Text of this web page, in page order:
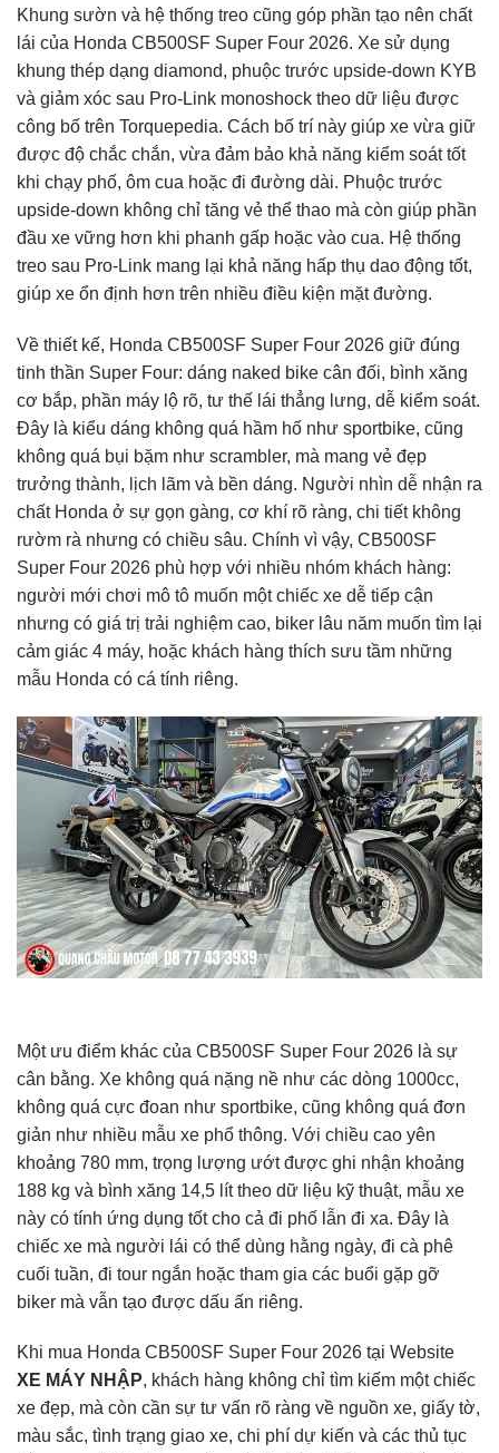
Khung sườn và hệ thống treo cũng góp phần tạo nên chất
lái của Honda CB500SF Super Four 2026. Xe sử dụng
khung thép dạng diamond, phuộc trước upside-down KYB
và giảm xóc sau Pro-Link monoshock theo dữ liệu được
công bố trên Torquepedia. Cách bố trí này giúp xe vừa giữ
được độ chắc chắn, vừa đảm bảo khả năng kiểm soát tốt
khi chạy phố, ôm cua hoặc đi đường dài. Phuộc trước
upside-down không chỉ tăng vẻ thể thao mà còn giúp phần
đầu xe vững hơn khi phanh gấp hoặc vào cua. Hệ thống
treo sau Pro-Link mang lại khả năng hấp thụ dao động tốt,
giúp xe ổn định hơn trên nhiều điều kiện mặt đường.
Về thiết kế, Honda CB500SF Super Four 2026 giữ đúng
tinh thần Super Four: dáng naked bike cân đối, bình xăng
cơ bắp, phần máy lộ rõ, tư thế lái thẳng lưng, dễ kiểm soát.
Đây là kiểu dáng không quá hầm hố như sportbike, cũng
không quá bụi bặm như scrambler, mà mang vẻ đẹp
trưởng thành, lịch lãm và bền dáng. Người nhìn dễ nhận ra
chất Honda ở sự gọn gàng, cơ khí rõ ràng, chi tiết không
rườm rà nhưng có chiều sâu. Chính vì vậy, CB500SF
Super Four 2026 phù hợp với nhiều nhóm khách hàng:
người mới chơi mô tô muốn một chiếc xe dễ tiếp cận
nhưng có giá trị trải nghiệm cao, biker lâu năm muốn tìm lại
cảm giác 4 máy, hoặc khách hàng thích sưu tầm những
mẫu Honda có cá tính riêng.
Một ưu điểm khác của CB500SF Super Four 2026 là sự
cân bằng. Xe không quá nặng nề như các dòng 1000cc,
không quá cực đoan như sportbike, cũng không quá đơn
giản như nhiều mẫu xe phổ thông. Với chiều cao yên
khoảng 780 mm, trọng lượng ướt được ghi nhận khoảng
188 kg và bình xăng 14,5 lít theo dữ liệu kỹ thuật, mẫu xe
này có tính ứng dụng tốt cho cả đi phố lẫn đi xa. Đây là
chiếc xe mà người lái có thể dùng hằng ngày, đi cà phê
cuối tuần, đi tour ngắn hoặc tham gia các buổi gặp gỡ
biker mà vẫn tạo được dấu ấn riêng.
Khi mua Honda CB500SF Super Four 2026 tại Website
XE MÁY NHẬP, khách hàng không chỉ tìm kiếm một chiếc
xe đẹp, mà còn cần sự tư vấn rõ ràng về nguồn xe, giấy tờ,
màu sắc, tình trạng giao xe, chi phí dự kiến và các thủ tục